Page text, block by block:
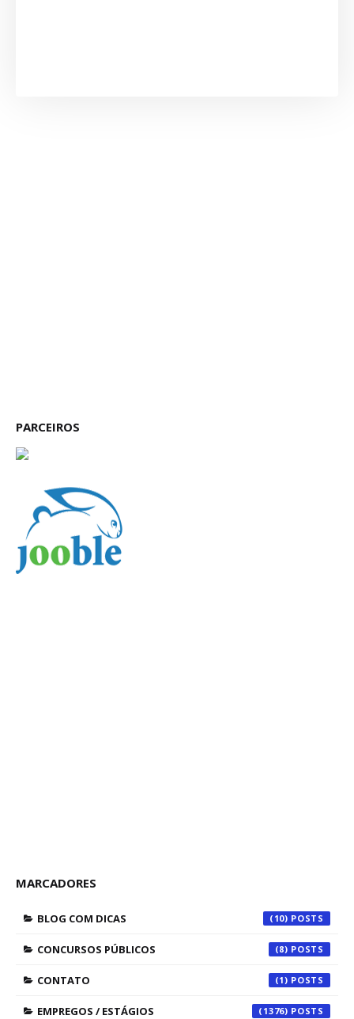
PARCEIROS
MARCADORES
BLOG COM DICAS (10)
CONCURSOS PÚBLICOS (8)
CONTATO (1)
EMPREGOS / ESTÁGIOS (1376)